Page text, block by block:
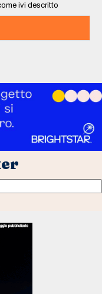
ivi descritto